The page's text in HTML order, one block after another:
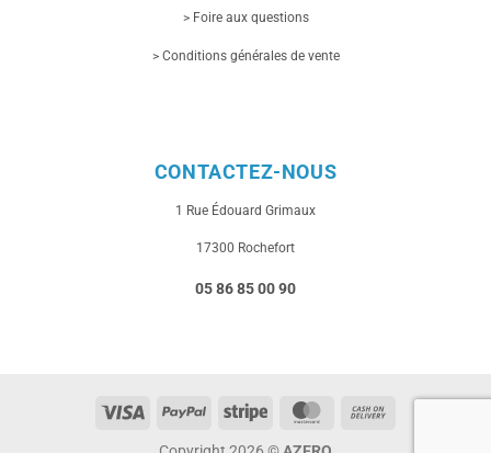
> Foire aux questions
> Conditions générales de vente
CONTACTEZ-NOUS
1 Rue Édouard Grimaux
17300 Rochefort
05 86 85 00 90
Visa PayPal Stripe MasterCard